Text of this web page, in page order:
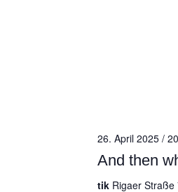
And then
26. April 2025 /
tik Rigaer Straße